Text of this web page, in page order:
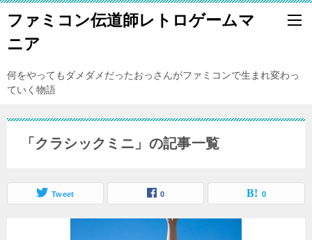
ファミコン伝道師レトロゲームマ
ニア
何をやってもダメダメだったおっさんがファミコンで生まれ変わっ
ていく物語
「クラシックミニ」の記事一覧
Tweet 0 0